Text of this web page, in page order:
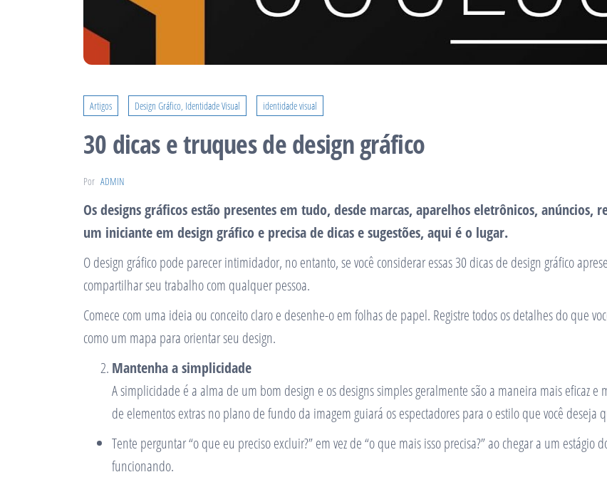
Artigos Design Gráfico, Identidade Visual identidade visual
30 dicas e truques de design gráfico
Por ADMIN
Os designs gráficos estão presentes em tudo, desde marcas, aparelhos eletrônicos, anúncios,
um iniciante em design gráfico e precisa de dicas e sugestões, aqui é o lugar.
O design gráfico pode parecer intimidador, no entanto, se você considerar essas 30 dicas de design gráfico
compartilhar seu trabalho com qualquer pessoa.
Comece com uma ideia ou conceito claro e desenhe-o em folhas de papel. Registre todos os detalhes do que
como um mapa para orientar seu design.
Mantenha a simplicidade
A simplicidade é a alma de um bom design e os designs simples geralmente são a maneira mais eficaz e
de elementos extras no plano de fundo da imagem guiará os espectadores para o estilo que você deseja
Tente perguntar “o que eu preciso excluir?” em vez de “o que mais isso precisa?” ao chegar a um
funcionando.